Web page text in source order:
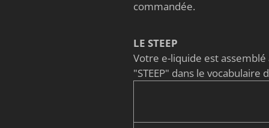
commandée.
LE STEEP
Votre e-liquide est
"STEEP" dans le vocabulaire